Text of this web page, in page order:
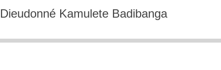
Dieudonné Kamulete Badibanga